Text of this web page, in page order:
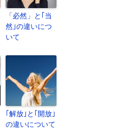
「必然」と｢当
然｣の違いにつ
いて
｢解放｣と｢開放｣
の違いについて